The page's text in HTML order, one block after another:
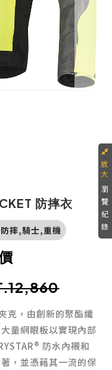
防摔衣
摔,騎士,重機
克，由創新的聚酯纖
量網眼板以實現內部
防水內襯和
，並憑藉其一流的保
瀏
覽
紀
錄